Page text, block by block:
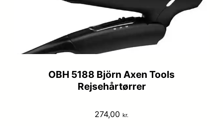
OBH 5188 Björn Axen Tools
Rejsehårtørrer
274,00 kr.